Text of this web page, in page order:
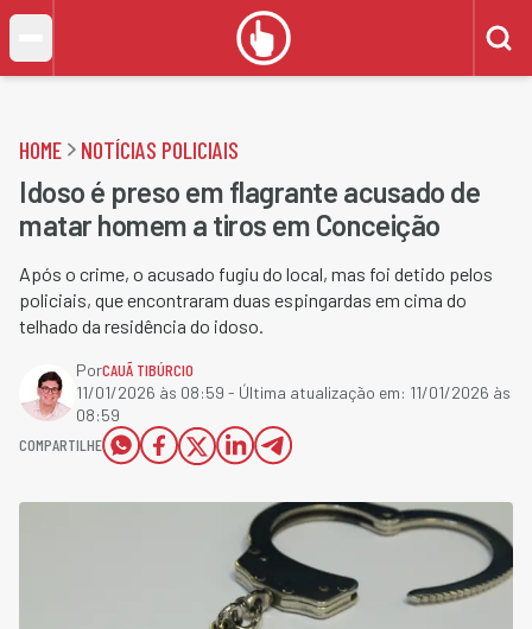
HOME NOTÍCIAS POLICIAIS
Idoso é preso em flagrante acusado de
matar homem a tiros em Conceição
Após o crime, o acusado fugiu do local, mas foi detido pelos
policiais, que encontraram duas espingardas em cima do
telhado da residência do idoso.
PorCAUÃ TIBÚRCIO
11/01/2026 às 08:59 - Última atualização em: 11/01/2026 às
08:59
COMPARTILHE